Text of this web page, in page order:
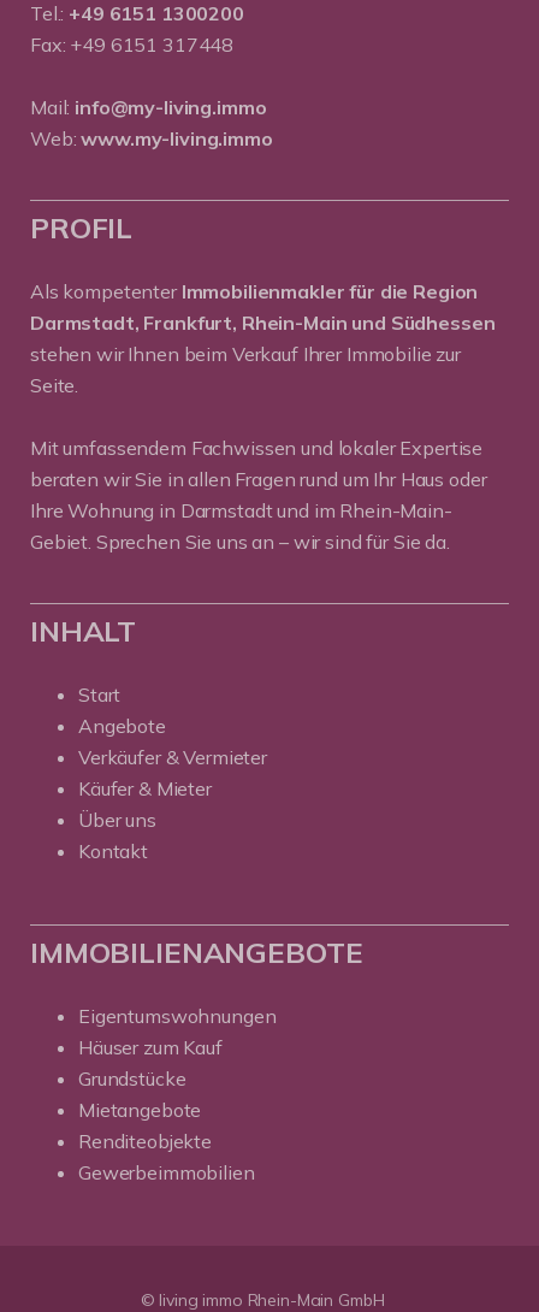
Tel.: +49 6151 1300200
Fax: +49 6151 317448
Mail: info@my-living.immo
Web:www.my-living.immo
PROFIL
Als kompetenter Immobilienmakler für die Region
Darmstadt, Frankfurt, Rhein-Main und Südhessen
stehen wir Ihnen beim Verkauf Ihrer Immobilie zur
Seite.
Mit umfassendem Fachwissen und lokaler Expertise
beraten wir Sie in allen Fragen rund um Ihr Haus oder
Ihre Wohnung in Darmstadt und im Rhein-Main-
Gebiet. Sprechen Sie uns an – wir sind für Sie da.
INHALT
Start
Angebote
Verkäufer & Vermieter
Käufer & Mieter
Über uns
Kontakt
IMMOBILIENANGEBOTE
Eigentumswohnungen
Häuser zum Kauf
Grundstücke
Mietangebote
Renditeobjekte
Gewerbeimmobilien
© living immo Rhein-Main GmbH